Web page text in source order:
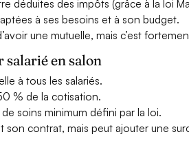
déduites des impôts (grâce à la loi
à ses besoins et à son budget.
une mutuelle, mais c’est
en salon
à tous les salariés.
% de la cotisation.
soins minimum défini par la loi.
son contrat, mais peut ajouter une